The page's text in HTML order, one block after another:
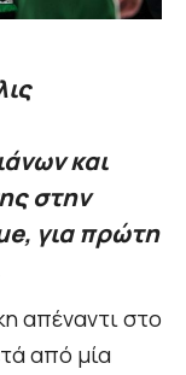
και
στην
για πρώτη
απέναντι στο
από μία